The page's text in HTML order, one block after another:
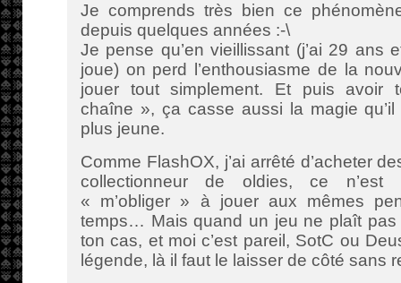
Je comprends très bien ce
depuis quelques années :-\
Je pense qu’en vieillissant (j’ai 29 ans
joue) on perd l’enthousiasme de la
jouer tout simplement. Et puis
chaîne », ça casse aussi la magie
plus jeune.
Comme FlashOX, j’ai arrêté d’acheter
collectionneur de oldies, ce
« m’obliger » à jouer aux mêmes
temps… Mais quand un jeu ne plaît pas
ton cas, et moi c’est pareil, SotC ou
légende, là il faut le laisser de côté sans